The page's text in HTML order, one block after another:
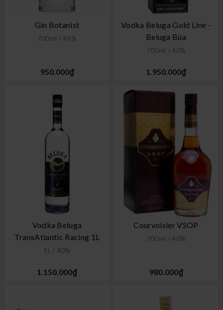
Gin Botanist
700ml / 46%
950.000₫
Vodka Beluga Gold Line -
Beluga Búa
700ml / 40%
1.950.000₫
Vodka Beluga
TransAtlantic Racing 1L
1L / 40%
1.150.000₫
Courvoisier VSOP
700ml / 40%
980.000₫